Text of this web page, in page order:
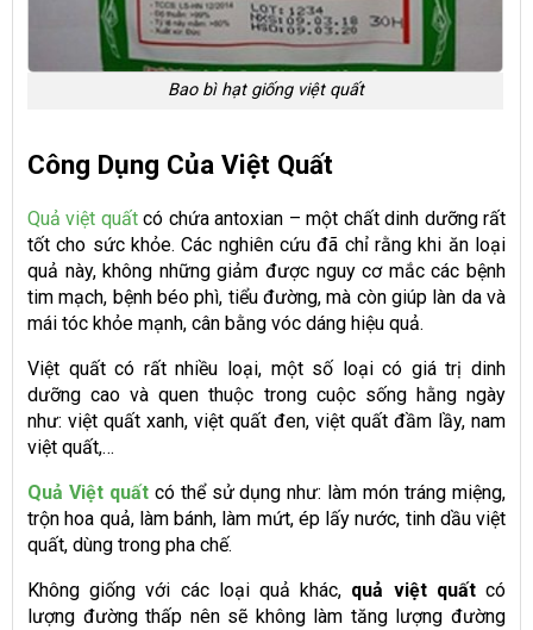
Bao bì hạt giống việt quất
Công Dụng Của Việt Quất
Quả việt quấtcó chứa antoxian – một chất dinh dưỡng rất
tốt cho sức khỏe. Các nghiên cứu đã chỉ rằng khi ăn loại
quả này, không những giảm được nguy cơ mắc các bệnh
tim mạch, bệnh béo phì, tiểu đường, mà còn giúp làn da và
mái tóc khỏe mạnh, cân bằng vóc dáng hiệu quả.
Việt quất có rất nhiều loại, một số loại có giá trị dinh
dưỡng cao và quen thuộc trong cuộc sống hằng ngày
như: việt quất xanh, việt quất đen, việt quất đầm lầy, nam
việt quất,…
Quả Việt quất có thể sử dụng như: làm món tráng miệng,
trộn hoa quả, làm bánh, làm mứt, ép lấy nước, tinh dầu việt
quất, dùng trong pha chế.
Không giống với các loại quả khác, quả việt quấtcó
lượng đường thấp nên sẽ không làm tăng lượng đường